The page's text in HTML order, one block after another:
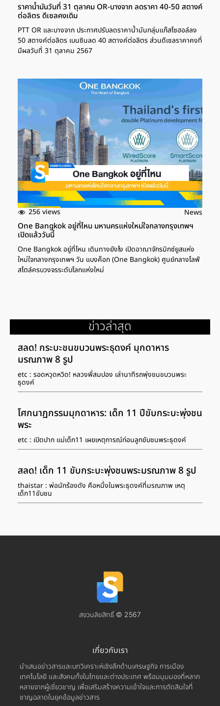
ราคาน้ำมันวันที่ 31 ตุลาคม OR-บางจาก ลดราคา 40-50 สตางค์
ต่อลิตร ดีเซลคงเดิม
PTT OR และบางจาก ประกาศปรับลดราคาน้ำมันกลุ่มแก๊สโซฮอล์ลง
50 สตางค์ต่อลิตร เบนซินลด 40 สตางค์ต่อลิตร ส่วนดีเซลราคาคงที่
มีผลวันที่ 31 ตุลาคม 2567
256 views News
One Bangkok อยู่ที่ไหน มหานครแห่งใหม่ใจกลางกรุงเทพฯ
เปิดแล้ววันนี้
One Bangkok อยู่ที่ไหน เดินทางยังไง เปิดอาณาจักรมิกซ์ยูสแห่ง
ใหม่ใจกลางกรุงเทพฯ วัน แบงค็อก (One Bangkok) ศูนย์กลางไลฟ์
สไตล์ครบวงจรระดับโลกแห่งใหม่
ข่าวล่าสุด
สลด! กระบะชนขบวนพระธุดงค์ มุกดาหาร
มรณภาพ 8 รูป
etc : รอดหวุดหวิด! หลวงพี่สมปอง เล่านาทีรถพุ่งชนขบวนพระ
ธุดงค์
โศกนาฏกรรมมุกดาหาร: เด็ก 11 ปีขับกระบะพุ่งชน
พระ
etc : เปิดปาก แม่เด็ก11 เผยเหตุการณ์ก่อนลูกขับชนพระธุดงค์
สลด! เด็ก 11 ขับกระบะพุ่งชนพระมรณภาพ 8 รูป
thaistar : พ่อนักร้องดัง คือหนึ่งในพระธุดงค์ที่มรณภาพ เหตุ
เด็ก11ขับชน
สงวนลิขสิทธิ์ © 2567
เกี่ยวกับเรา
นำเสนอข่าวสารและบทวิเคราะห์เชิงลึกด้านเศรษฐกิจ การเมือง
เทคโนโลยี และสังคมทั้งในไทยและต่างประเทศ พร้อมมุมมองที่หลาก
หลายจากผู้เชี่ยวชาญ เพื่อเสริมสร้างความเข้าใจและการตัดสินใจที่
ชาญฉลาดในยุคข้อมูลข่าวสาร